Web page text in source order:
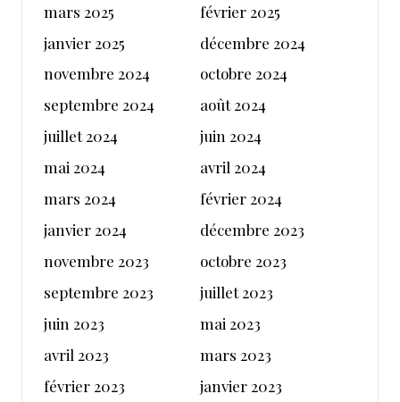
mars 2025
février 2025
janvier 2025
décembre 2024
novembre 2024
octobre 2024
septembre 2024
août 2024
juillet 2024
juin 2024
mai 2024
avril 2024
mars 2024
février 2024
janvier 2024
décembre 2023
novembre 2023
octobre 2023
septembre 2023
juillet 2023
juin 2023
mai 2023
avril 2023
mars 2023
février 2023
janvier 2023